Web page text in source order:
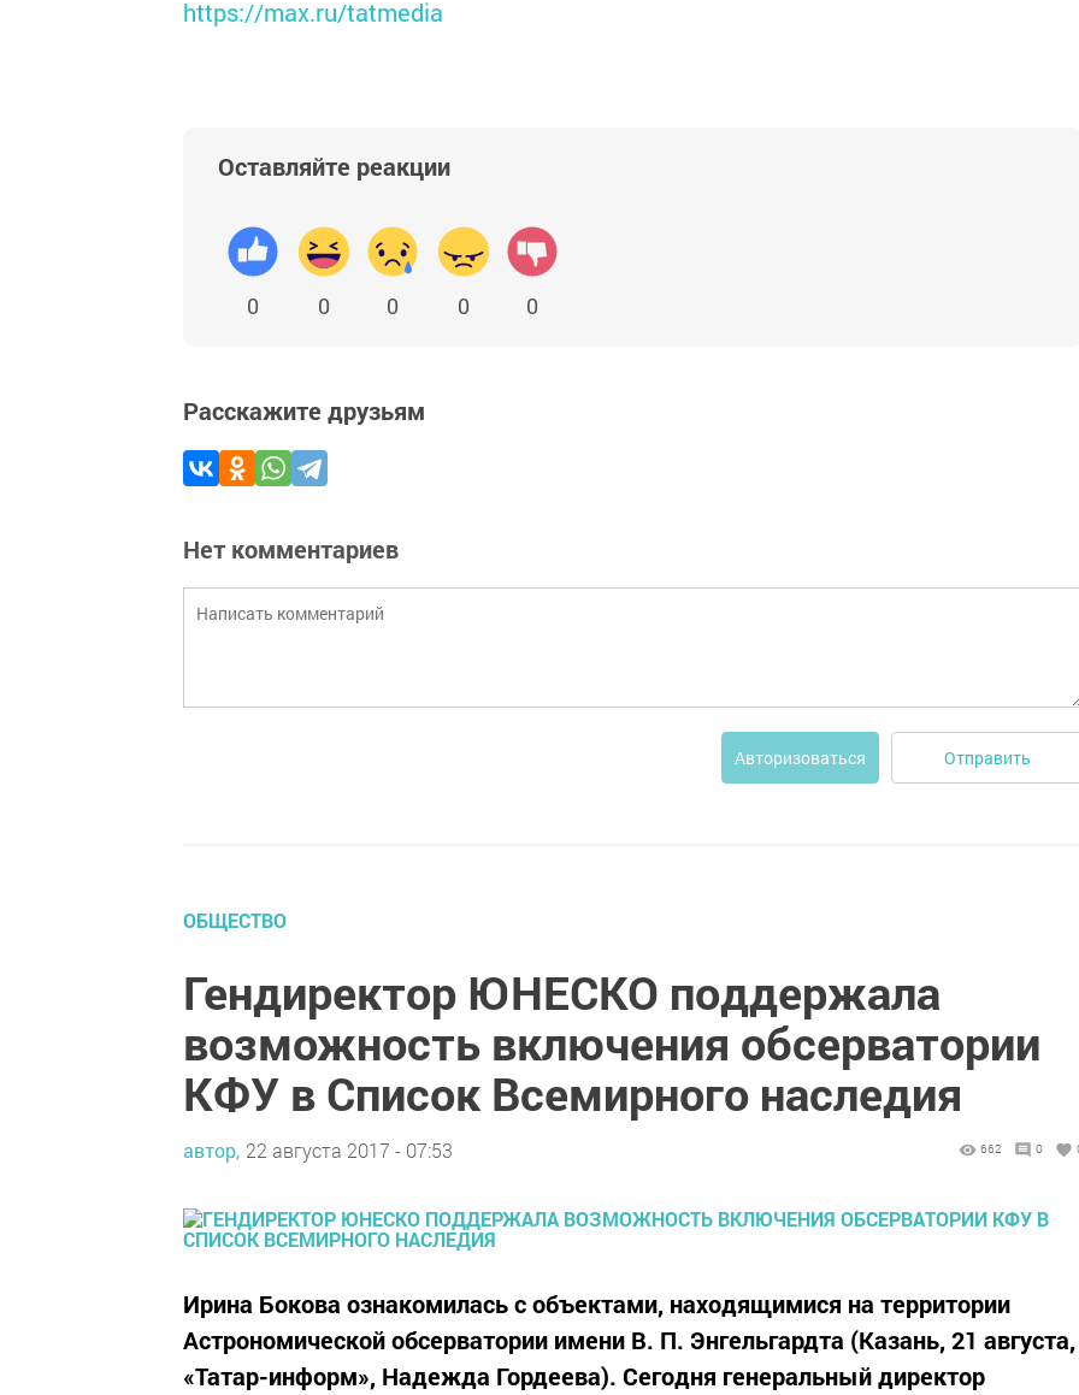
https://max.ru/tatmedia
Оставляйте реакции
0 0 0 0 0
Расскажите друзьям
Нет комментариев
Авторизоваться Отправить
ОБЩЕСТВО
Гендиректор ЮНЕСКО поддержала
возможность включения обсерватории
КФУ в Список Всемирного наследия
автор, 22 августа 2017 - 07:53 662 0
Ирина Бокова ознакомилась с объектами, находящимися на территории
Астрономической обсерватории имени В. П. Энгельгардта (Казань, 21 августа,
«Татар-информ», Надежда Гордеева). Сегодня генеральный директор